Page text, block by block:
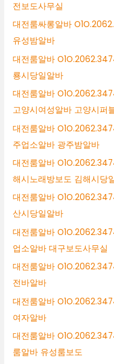
전보도사무실
대전룸싸롱알바
유성밤알바
대전룸알바
룡시당일알바
대전룸알바
고양시여성알바 고양시퍼
대전룸알바
주업소알바 광주밤알바
대전룸알바
해시노래방보도 김해시당
대전룸알바
산시당일알바
대전룸알바
업소알바 대구보도사무실
대전룸알바
전바알바
대전룸알바
여자알바
대전룸알바
룸알바 유성룸보도